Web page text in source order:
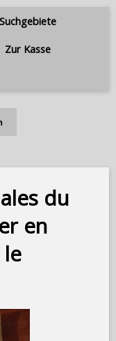
Suchgebiete
Zur Kasse
du
en
le